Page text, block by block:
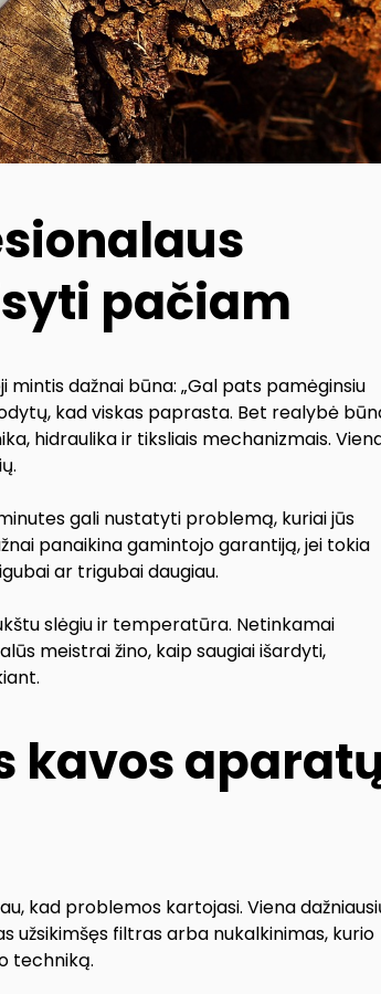
pačiam
dažnai būna: „Gal pats pamėginsiu
kad viskas paprasta. Bet realybė
hidraulika ir tiksliais mechanizmais.
gali nustatyti problemą, kuriai jūs
panaikina gamintojo garantiją, jei tokia
ar trigubai daugiau.
slėgiu ir temperatūra. Netinkamai
meistrai žino, kaip saugiai išardyti,
kavos
kad problemos kartojasi. Viena
užsikimšęs filtras arba nukalkinimas, kurio
techniką.